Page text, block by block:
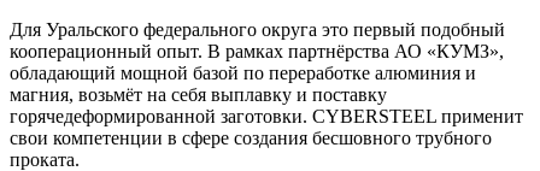
Для Уральского федерального округа это первый подобный
кооперационный опыт. В рамках партнёрства АО «КУМЗ»,
обладающий мощной базой по переработке алюминия и
магния, возьмёт на себя выплавку и поставку
горячедеформированной заготовки. CYBERSTEEL применит
свои компетенции в сфере создания бесшовного трубного
проката.